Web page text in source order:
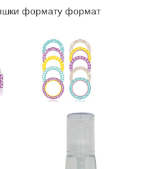
формату формат